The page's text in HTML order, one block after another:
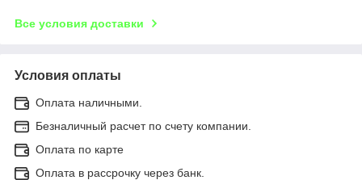
Все условия доставки
Условия оплаты
Оплата наличными.
Безналичный расчет по счету компании.
Оплата по карте
Оплата в рассрочку через банк.